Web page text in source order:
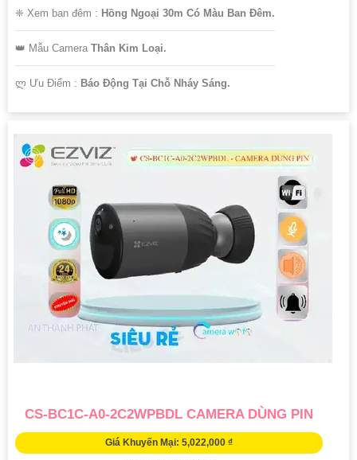
❈ Xem ban đêm : Hồng Ngoại 30m Có Màu Ban Đêm.
👑 Mẫu Camera Thân Kim Loại.
️ლ Ưu Điểm : Báo Động Tại Chỗ Nháy Sáng.
CS-BC1C-A0-2C2WPBDL CAMERA DÙNG PIN
Giá Khuyến Mại: 5,022,000 ₫